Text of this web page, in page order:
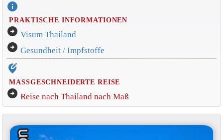
info
PRAKTISCHE INFORMATIONEN
arrow_circle_right Visum Thailand
arrow_circle_right Gesundheit / Impfstoffe
edit_location_alt
MASSGESCHNEIDERTE REISE
arrow_circle_right Reise nach Thailand nach Maß